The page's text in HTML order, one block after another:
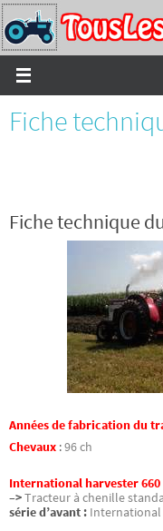
Passer
vers
le
contenu
Fiche
Fiche technique
Années de fabrication du
Chevaux :96 ch
International harvester 660
–>Tracteur à chenille
série d’avant : International